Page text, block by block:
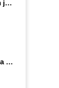
Programa con Scratch juegos con los partidos del mundial 2026 ganados por España
Dale una oportunidad a los Chromebooks y utiliza un proyector para realizar talleres si no tienes pantallas táctiles